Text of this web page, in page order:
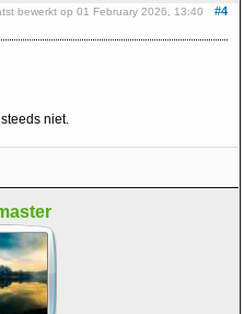
#4
bewerkt op 01 February 2026, 13:40
niet.